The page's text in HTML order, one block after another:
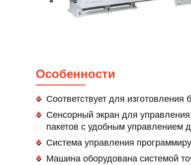
Особенности
Соответствует для изготовления
Сенсорный экран для
пакетов с удобным управлением
Система управления
Машина оборудована системой